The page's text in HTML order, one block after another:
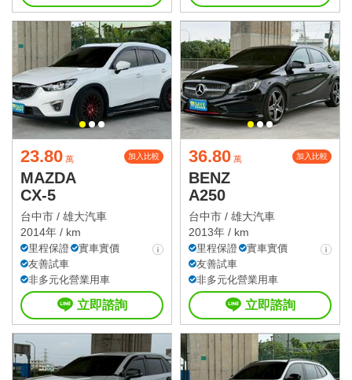
23.80 萬 加入比較
MAZDA
CX-5
台中市 / 雄大汽車
2014年 / km
里程保證
實車實價
友善試車
非多元化營業用車
立即諮詢
36.80 萬 加入比較
BENZ
A250
台中市 / 雄大汽車
2013年 / km
里程保證
實車實價
友善試車
非多元化營業用車
立即諮詢